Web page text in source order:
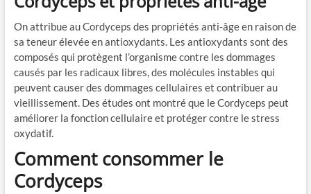
On attribue au Cordyceps des propriétés anti-âge en raison de
sa teneur élevée en antioxydants. Les antioxydants sont des
composés qui protègent l’organisme contre les dommages
causés par les radicaux libres, des molécules instables qui
peuvent causer des dommages cellulaires et contribuer au
vieillissement. Des études ont montré que le Cordyceps peut
améliorer la fonction cellulaire et protéger contre le stress
oxydatif.
Comment consommer le
Cordyceps